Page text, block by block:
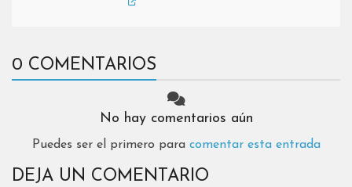
0 COMENTARIOS
No hay comentarios aún
Puedes ser el primero para comentar esta entrada
DEJA UN COMENTARIO